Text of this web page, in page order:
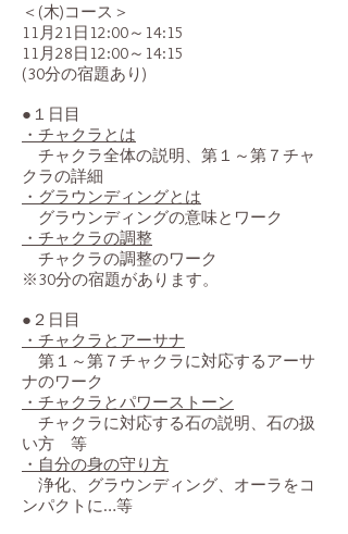
＜(木)コース＞
11月21日12:00～14:15
11月28日12:00～14:15
(30分の宿題あり)
●１日目
・チャクラとは
チャクラ全体の説明、第１～第７チャ
クラの詳細
・グラウンディングとは
グラウンディングの意味とワーク
・チャクラの調整
チャクラの調整のワーク
※30分の宿題があります。
●２日目
・チャクラとアーサナ
第１～第７チャクラに対応するアーサ
ナのワーク
・チャクラとパワーストーン
チャクラに対応する石の説明、石の扱
い方 等
・自分の身の守り方
浄化、グラウンディング、オーラをコ
ンパクトに…等